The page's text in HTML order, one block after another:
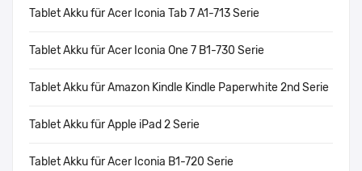
Tablet Akku für Acer Iconia Tab 7 A1-713 Serie
Tablet Akku für Acer Iconia One 7 B1-730 Serie
Tablet Akku für Amazon Kindle Kindle Paperwhite 2nd Serie
Tablet Akku für Apple iPad 2 Serie
Tablet Akku für Acer Iconia B1-720 Serie